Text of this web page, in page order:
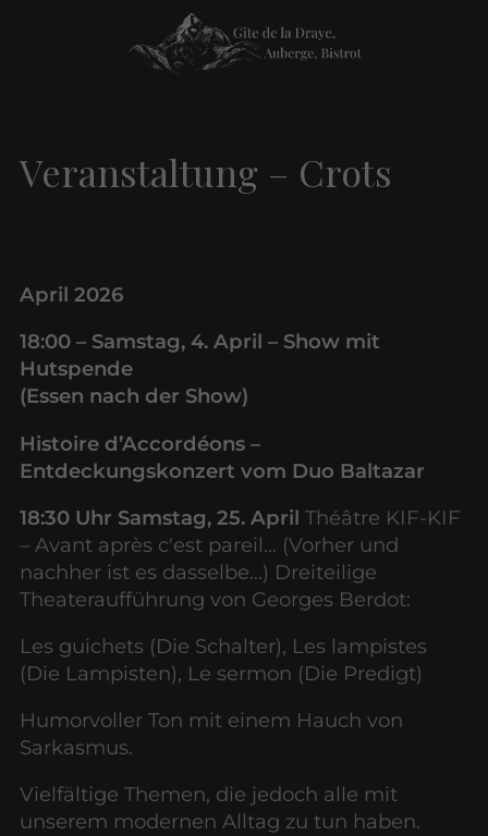
Veranstaltung – Crots
April 2026
18:00 – Samstag, 4. April – Show mit
Hutspende
(Essen nach der Show)
Histoire d’Accordéons –
Entdeckungskonzert vom Duo Baltazar
18:30 Uhr Samstag, 25. AprilThéâtre KIF-KIF
– Avant après c'est pareil... (Vorher und
nachher ist es dasselbe...) Dreiteilige
Theateraufführung von Georges Berdot:
Les guichets (Die Schalter), Les lampistes
(Die Lampisten), Le sermon (Die Predigt)
Humorvoller Ton mit einem Hauch von
Sarkasmus.
Vielfältige Themen, die jedoch alle mit
unserem modernen Alltag zu tun haben.